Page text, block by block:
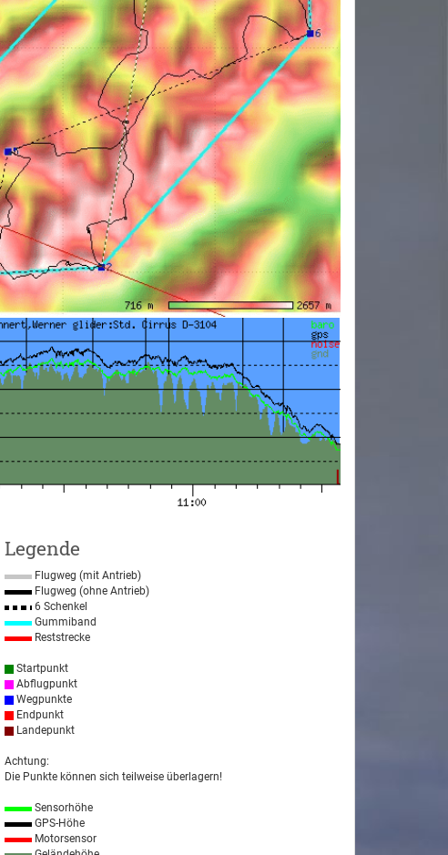
Legende
Flugweg (mit Antrieb)
Flugweg (ohne Antrieb)
6 Schenkel
Gummiband
Reststrecke
Startpunkt
Abflugpunkt
Wegpunkte
Endpunkt
Landepunkt
Achtung:
Die Punkte können sich teilweise überlagern!
Sensorhöhe
GPS-Höhe
Motorsensor